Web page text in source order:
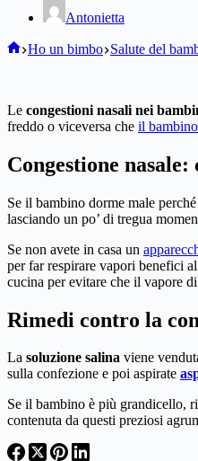
Antonietta
Home
Ho un bimbo Salute del
Le congestioni nasali nei
freddo o viceversa che il
Congestione
Se il bambino dorme male
lasciando un po’ di tregua
Se non avete in casa un
per far respirare vapori benefici
cucina per evitare che il vapore
Rimedi contro la
La soluzione salina viene
sulla confezione e poi aspirate
Se il bambino è più grandicello,
contenuta da questi preziosi